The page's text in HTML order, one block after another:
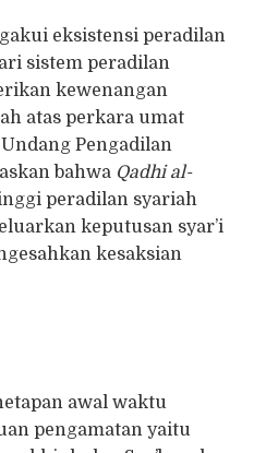
eksistensi peradilan
sistem peradilan
kewenangan
atas perkara umat
Pengadilan
bahwa Qadhi al-
peradilan syariah
keputusan syar’i
kesaksian
awal waktu
pengamatan yaitu